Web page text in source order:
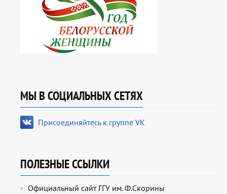
МЫ В СОЦИАЛЬНЫХ СЕТЯХ
Присоединяйтесь к группе VK
ПОЛЕЗНЫЕ ССЫЛКИ
Официальный сайт ГГУ им. Ф.Скорины